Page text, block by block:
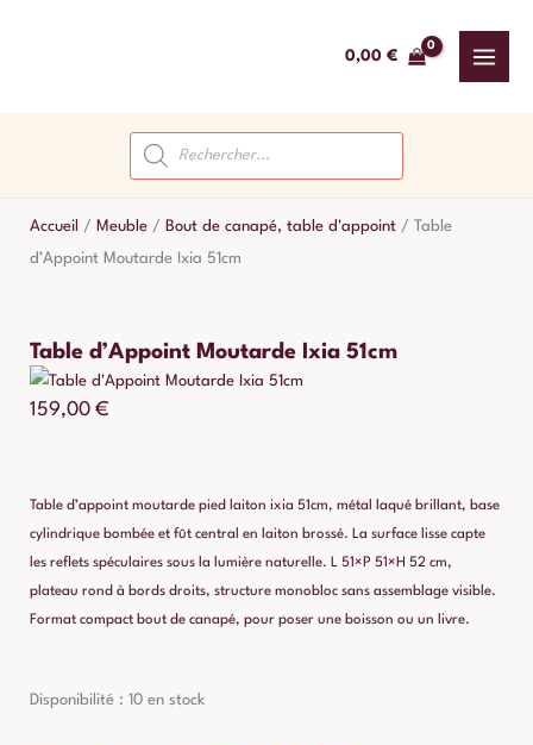
0,00 €
Recherche
de
produits
Accueil / Meuble / Bout de canapé, table d'appoint / Table
d’Appoint Moutarde Ixia 51cm
Table d’Appoint Moutarde Ixia 51cm
159,00 €
Table d’appoint moutarde pied laiton ixia 51cm, métal laqué brillant, base
cylindrique bombée et fût central en laiton brossé. La surface lisse capte
les reflets spéculaires sous la lumière naturelle. L 51×P 51×H 52 cm,
plateau rond à bords droits, structure monobloc sans assemblage visible.
Format compact bout de canapé, pour poser une boisson ou un livre.
Disponibilité : 10 en stock
quantité